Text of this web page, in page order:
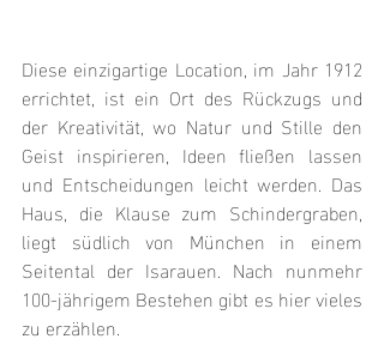
Diese einzigartige Location, im Jahr 1912
errichtet, ist ein Ort des Rückzugs und
der Kreativität, wo Natur und Stille den
Geist inspirieren, Ideen fließen lassen
und Entscheidungen leicht werden. Das
Haus, die Klause zum Schindergraben,
liegt südlich von München in einem
Seitental der Isarauen. Nach nunmehr
100-jährigem Bestehen gibt es hier vieles
zu erzählen.